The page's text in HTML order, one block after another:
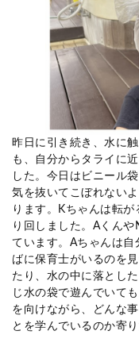
昨日に引き続き、水に
も、自分からタライに
した。今日はビニール
気を抜いてこぼれない
ります。Kちゃんは転
り回しました。Aくん
ています。Aちゃんは
ばに保育士がいるのを
たり、水の中に落とし
じ水の袋で遊んでいて
を向けながら、どんな
とを学んでいるのか寄